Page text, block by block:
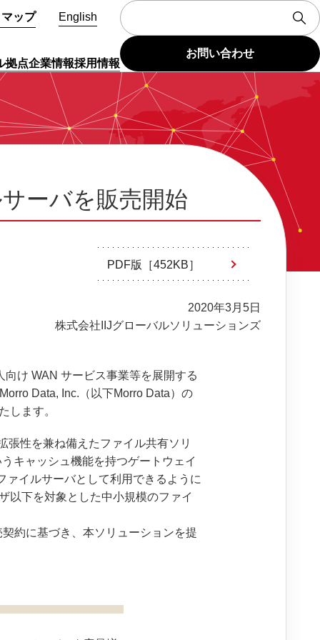
拠点企業情報採用情報
お問い合わせ
ップ English
ーバを販売開始
PDF版［452KB］
2020年3月5日
株式会社IIJグローバルソリューションズ
け WAN サービス事業等を展開する
Data, Inc.（以下Morro Data）の
します。
張性を兼ね備えたファイル共有ソリ
キャッシュ機能を持つゲートウェイ
イルサーバとして利用できるように
以下を対象とした中小規模のファイ
約に基づき、本ソリューションを提